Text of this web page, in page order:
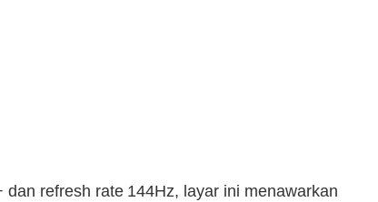
refresh rate 144Hz, layar ini menawarkan